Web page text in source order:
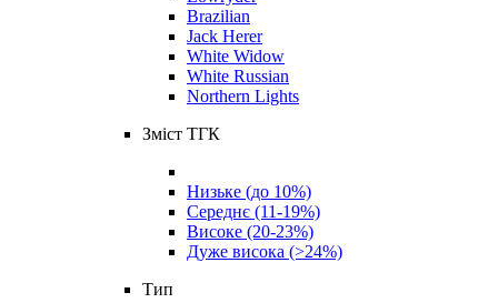
Brazilian
Jack Herer
White Widow
White Russian
Northern Lights
Зміст ТГК
Низьке (до 10%)
Середнє (11-19%)
Високе (20-23%)
Дуже висока (>24%)
Тип